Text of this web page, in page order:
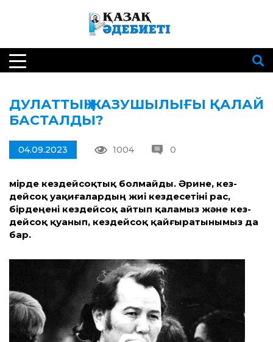
ДУЛАТТЫҢ ЖАЗУШЫЛЫҒЫ ҚАЛАЙ
БАСТАЛДЫ?
04.09.2023 1004 0
Өмірде кез­дейсоқ­тық болмайды. Әрине, кез­
дейсоқ уақиғалар­дың жиі кез­десетіні рас,
бірдеңені кез­дейсоқ айтып қаламыз және кез­
дейсоқ қуа­нып, кез­дейсоқ қайғыратынымыз да
бар.